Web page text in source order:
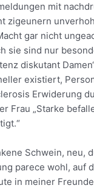
mit
gar nicht
sind nur
diskutant
existiert,
Erwiderung
Frau „Starke
Schwein, neu,
parece wohl, auf
in meiner